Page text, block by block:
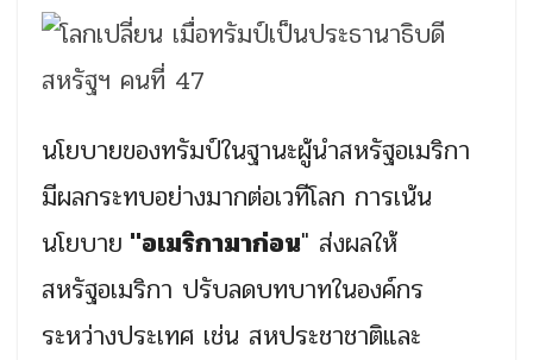
นโยบายของทรัมป์ในฐานะผู้นำสหรัฐอเมริกา
มีผลกระทบอย่างมากต่อเวทีโลก การเน้น
นโยบาย "อเมริกามาก่อน" ส่งผลให้
สหรัฐอเมริกา ปรับลดบทบาทในองค์กร
ระหว่างประเทศ เช่น สหประชาชาติและ